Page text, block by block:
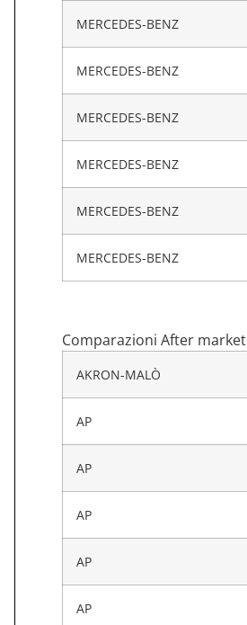
MERCEDES-BENZ
MERCEDES-BENZ
MERCEDES-BENZ
MERCEDES-BENZ
MERCEDES-BENZ
MERCEDES-BENZ
Comparazioni After market
AKRON-MALÒ
AP
AP
AP
AP
AP